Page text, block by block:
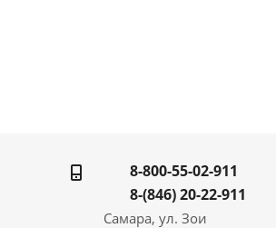
8-800-55-02-911
8-(846) 20-22-911
Самара, ул. Зои